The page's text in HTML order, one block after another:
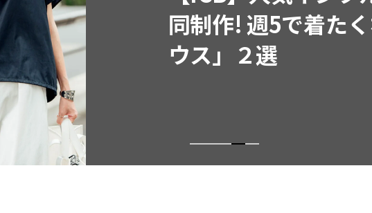
同制作! 週5で着た
ウス」２選